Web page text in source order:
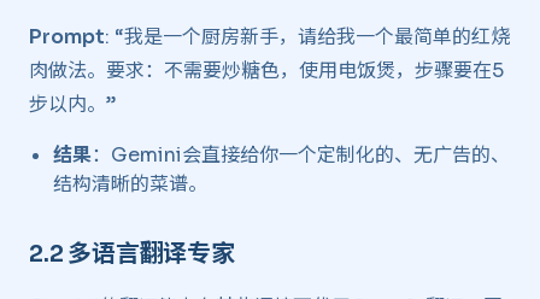
Prompt: “我是一个厨房新手，请给我一个最简单的红烧
肉做法。要求：不需要炒糖色，使用电饭煲，步骤要在5
步以内。”
结果：Gemini会直接给你一个定制化的、无广告的、
结构清晰的菜谱。
2.2 多语言翻译专家 ​